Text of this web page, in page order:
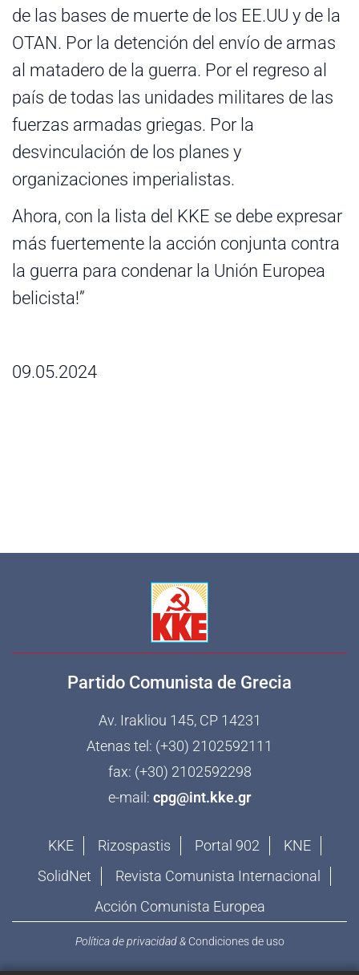
de las bases de muerte de los EE.UU y de la
OTAN. Por la detención del envío de armas
al matadero de la guerra. Por el regreso al
país de todas las unidades militares de las
fuerzas armadas griegas. Por la
desvinculación de los planes y
organizaciones imperialistas.
Ahora, con la lista del KKE se debe expresar
más fuertemente la acción conjunta contra
la guerra para condenar la Unión Europea
belicista!”
09.05.2024
Partido Comunista de Grecia
Av. Irakliou 145, CP 14231
Atenas tel: (+30) 2102592111
fax: (+30) 2102592298
e-mail: cpg@int.kke.gr
KKE Rizospastis Portal 902
KNE
SolidNet
Revista Comunista Internacional
Acción Comunista Europea
Política de privacidad& Condiciones de uso